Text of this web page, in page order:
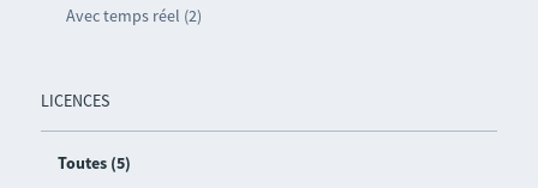
Avec temps réel (2)
LICENCES
Toutes (5)